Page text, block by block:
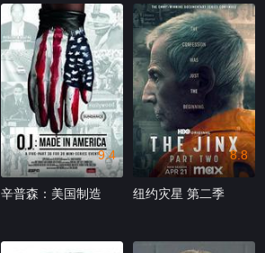
9.4
辛普森：美国制造
8.8
纽约灾星 第二季